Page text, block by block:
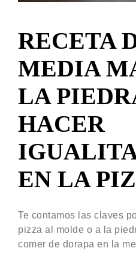
RECETA
MEDIA
LA
HACER
EN LA
Te contamos las claves
pizza al molde o a la
comer de dorapa en la